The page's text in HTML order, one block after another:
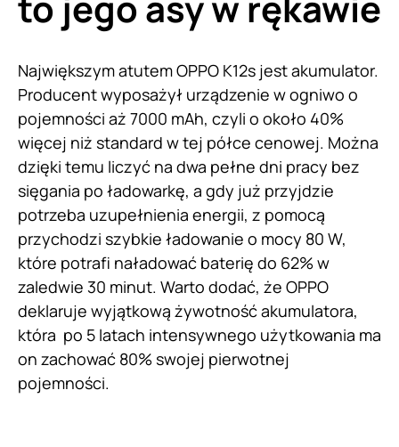
Największym atutem OPPO K12s jest akumulator.
Producent wyposażył urządzenie w ogniwo o
pojemności aż 7000 mAh, czyli o około 40%
więcej niż standard w tej półce cenowej. Można
dzięki temu liczyć na dwa pełne dni pracy bez
sięgania po ładowarkę, a gdy już przyjdzie
potrzeba uzupełnienia energii, z pomocą
przychodzi szybkie ładowanie o mocy 80 W,
które potrafi naładować baterię do 62% w
zaledwie 30 minut. Warto dodać, że OPPO
deklaruje wyjątkową żywotność akumulatora,
która po 5 latach intensywnego użytkowania ma
on zachować 80% swojej pierwotnej
pojemności.